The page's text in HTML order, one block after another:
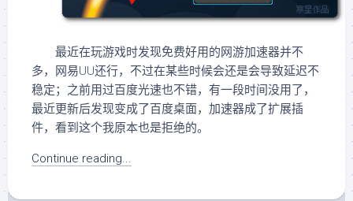
最近在玩游戏时发现免费好用的网游加速器并不
多，网易UU还行，不过在某些时候会还是会导致延迟不
稳定；之前用过百度光速也不错，有一段时间没用了，
最近更新后发现变成了百度桌面，加速器成了扩展插
件，看到这个我原本也是拒绝的。
Continue reading...